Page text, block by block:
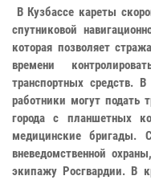
В Кузбассе кареты
спутниковой
которая позволяет
времени
транспортных средств.
работники могут подать
города с планшетных
медицинские бригады.
вневедомственной
экипажу Росгвардии. В